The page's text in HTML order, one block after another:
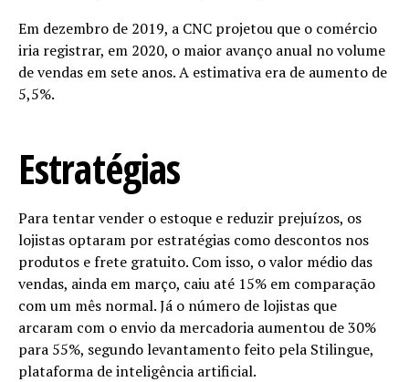
Em dezembro de 2019, a CNC projetou que o comércio
iria registrar, em 2020, o maior avanço anual no volume
de vendas em sete anos. A estimativa era de aumento de
5,5%.
Estratégias
Para tentar vender o estoque e reduzir prejuízos, os
lojistas optaram por estratégias como descontos nos
produtos e frete gratuito. Com isso, o valor médio das
vendas, ainda em março, caiu até 15% em comparação
com um mês normal. Já o número de lojistas que
arcaram com o envio da mercadoria aumentou de 30%
para 55%, segundo levantamento feito pela Stilingue,
plataforma de inteligência artificial.